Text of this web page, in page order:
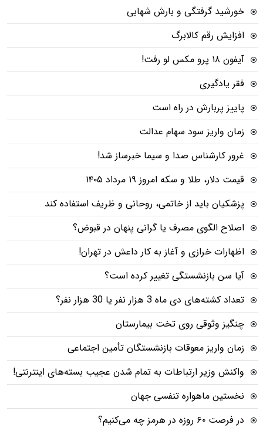
خورشید گرفتگی و بارش شهابی
افزایش رقم کالابرگ
آیفون ۱۸ پرو مکس لو رفت!
فقر یادگیری
پاییز پربارش در راه است
زمان واریز سود سهام عدالت
غرور کارشناس صدا و سیما خبرساز شد!
قیمت دلار، طلا و سکه امروز ۱۹ مرداد ۱۴۰۵
پزشکیان باید از خاتمی، روحانی و ظریف استفاده کند
اصلاح الگوی مصرف یا گرانی پنهان در قبوض؟
اظهارات خرازی و آغاز به کار داعش در تهران!
آیا سن بازنشستگی تغییر کرده است؟
تعداد کشته‌های دی ماه 3 هزار نفر یا 30 هزار نفر؟
چنگیز وثوقی روی تخت بیمارستان
زمان واریز معوقات بازنشستگان تأمین اجتماعی
واکنش وزیر ارتباطات به تمام شدن عجیب بسته‌های اینترنتی!
نخستین ماهواره تنفسی جهان
در فرصت ۶۰ روزه در هرمز چه می‌کنیم؟